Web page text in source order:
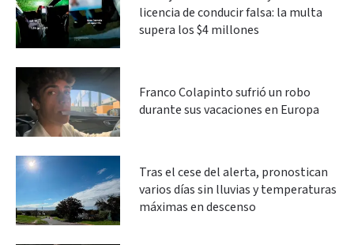
licencia de conducir falsa: la multa
supera los $4 millones
Franco Colapinto sufrió un robo
durante sus vacaciones en Europa
Tras el cese del alerta, pronostican
varios días sin lluvias y temperaturas
máximas en descenso